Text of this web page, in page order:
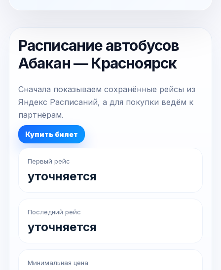
Расписание автобусов
Абакан — Красноярск
Сначала показываем сохранённые рейсы из
Яндекс Расписаний, а для покупки ведём к
партнёрам.
Купить билет
Первый рейс
уточняется
Последний рейс
уточняется
Минимальная цена